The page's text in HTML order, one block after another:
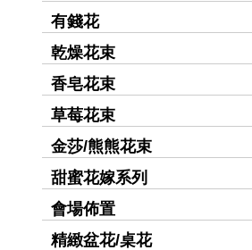
有錢花
乾燥花束
香皂花束
草莓花束
金莎/熊熊花束
甜蜜花嫁系列
會場佈置
精緻盆花/桌花